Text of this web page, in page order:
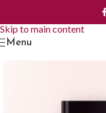
Skip to main content
Menu